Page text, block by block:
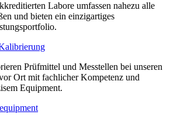
Labore umfassen nahezu alle
und bieten ein einzigartiges
Prüfmittel und Messtellen bei unseren
Ort mit fachlicher Kompetenz und
Equipment.